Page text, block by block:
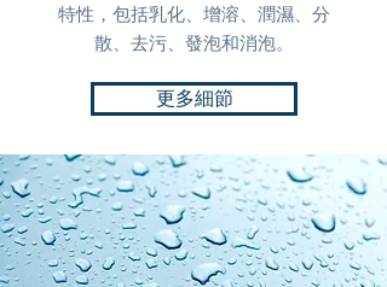
特性，包括乳化、增溶、潤濕、分
散、去污、發泡和消泡。
更多細節